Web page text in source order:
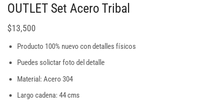
OUTLET Set Acero Tribal
$13,500
Producto 100% nuevo con detalles físicos
Puedes solictar foto del detalle
Material: Acero 304
Largo cadena: 44 cms